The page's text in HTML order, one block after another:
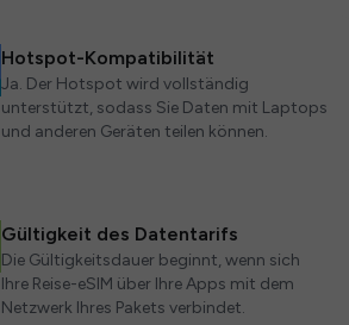
Hotspot-Kompatibilität
Ja. Der Hotspot wird vollständig
unterstützt, sodass Sie Daten mit Laptops
und anderen Geräten teilen können.
Gültigkeit des Datentarifs
Die Gültigkeitsdauer beginnt, wenn sich
Ihre Reise-eSIM über Ihre Apps mit dem
Netzwerk Ihres Pakets verbindet.